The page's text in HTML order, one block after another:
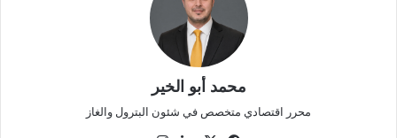
محمد أبو الخير
محرر اقتصادي متخصص في شئون البترول والغاز